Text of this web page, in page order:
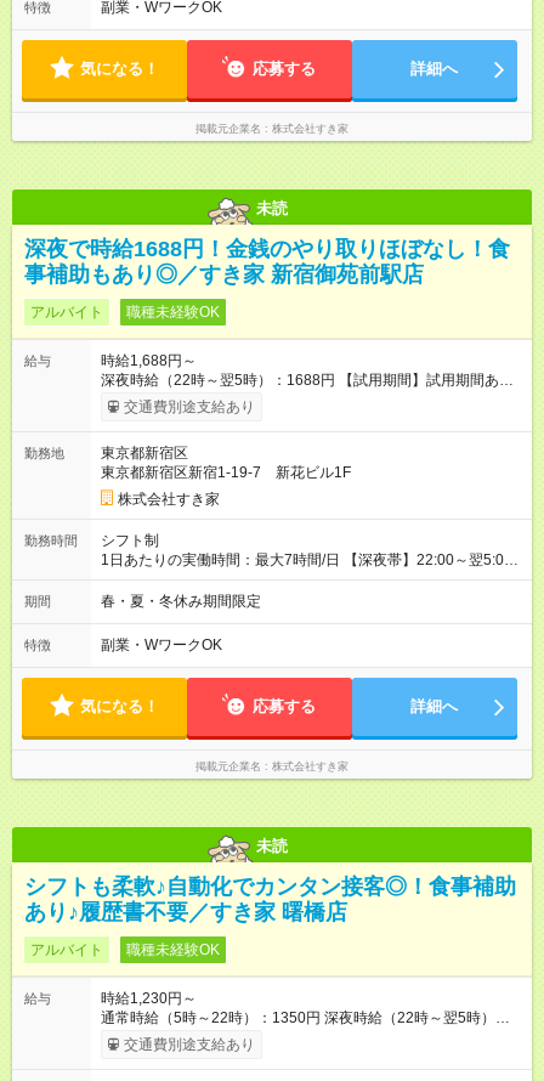
す。
特徴 副業・WワークOK
気になる！ 応募する 詳細へ
掲載元企業名 株式会社すき家
未読
深夜で時給1688円！金銭のやり取りほぼなし！食
事補助もあり◎／すき家 新宿御苑前駅店
アルバイト 職種未経験OK
給与
時給1,688円～
深夜時給（22時～翌5時）：1688円 【試用期間】試用期間あり
試用期間の長さ：1ヶ月 雇用形態、給与は本採用時と同じです。
試用期間の実態は30日（※条件変更なし）ですが、切り上げで
同時給）
交通費別途支給あり
勤務地
東京都新宿区
東京都新宿区新宿1-19-7 新花ビル1F
株式会社すき家
勤務時間
シフト制
1日あたりの実働時間：最大7時間/日 【深夜帯】22:00～翌5:00
週2日～・1日2h～OK◎ ※22:00から翌5:00までは18歳以上の方
のみ勤務可能です（18歳未満の深夜業務禁止のため） ★深夜で
す。 必ず、2名以上での勤務を行いますので、安心して働けま
す。
期間 春・夏・冬休み期間限定
特徴 副業・WワークOK
気になる！ 応募する 詳細へ
掲載元企業名 株式会社すき家
未読
シフトも柔軟♪自動化でカンタン接客◎！食事補助
あり♪履歴書不要／すき家 曙橋店
アルバイト 職種未経験OK
給与
時給1,230円～
通常時給（5時～22時）：1350円 深夜時給（22時～翌5時）：
1688円 高校生時給：1230円 【特別手当】早朝手当（5：00-9：
00）時給+150円 【試用期間】試用期間あり 試用期間の長さ：1
交通費別途支給あり